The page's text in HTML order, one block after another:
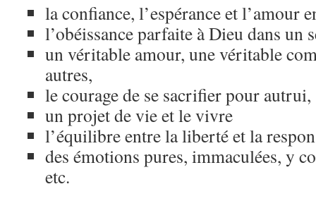
la confiance, l’espérance et l’amour
l’obéissance parfaite à Dieu dans un
un véritable amour, une véritable
autres,
le courage de se sacrifier pour autrui,
un projet de vie et le vivre
l’équilibre entre la liberté et la
des émotions pures, immaculées, y
etc.